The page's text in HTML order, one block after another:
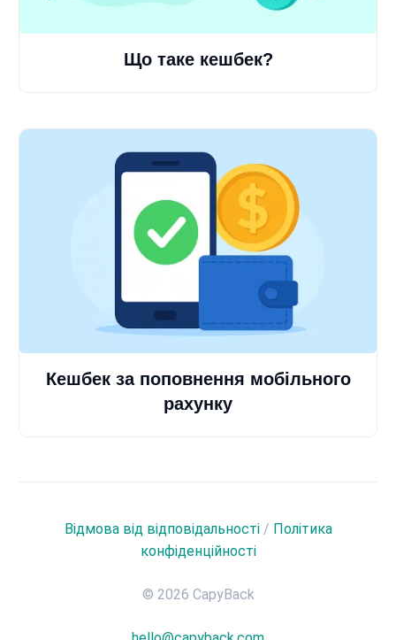
Що таке кешбек?
Кешбек за поповнення мобільного
рахунку
Відмова від відповідальності/ Політика
конфіденційності
© 2026 CapyBack